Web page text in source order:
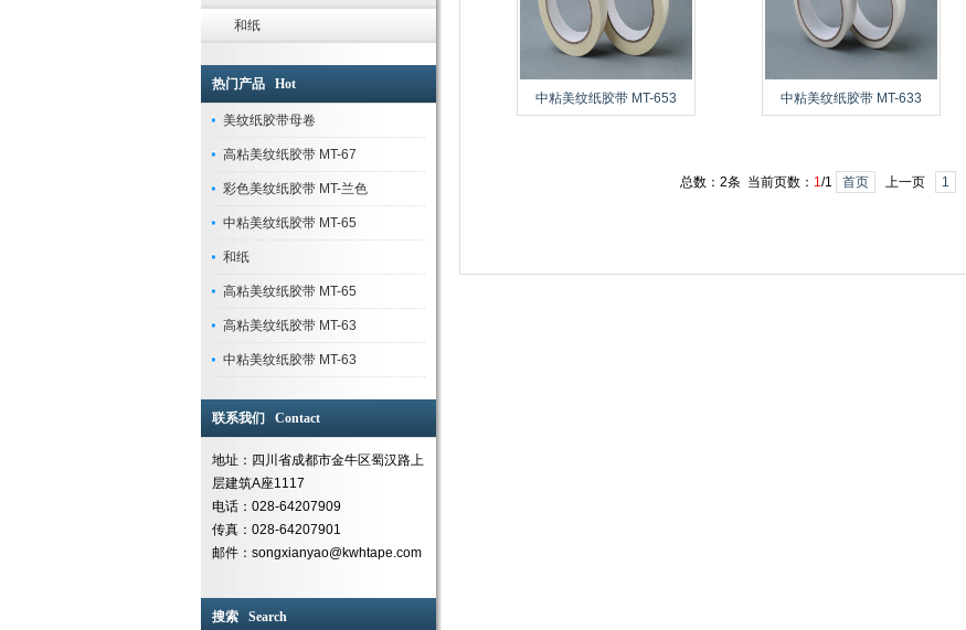
和纸
热门产品 Hot
美纹纸胶带母卷
高粘美纹纸胶带 MT-67
彩色美纹纸胶带 MT-兰色
中粘美纹纸胶带 MT-65
和纸
高粘美纹纸胶带 MT-65
高粘美纹纸胶带 MT-63
中粘美纹纸胶带 MT-63
联系我们 Contact
地址：四川省成都市金牛区蜀汉路上
层建筑A座1117
电话：028-64207909
传真：028-64207901
邮件：songxianyao@kwhtape.com
搜索 Search
中粘美纹纸胶带 MT-653 中粘美纹纸胶带 MT-633
总数：2条 当前页数： 1/1 首页 上一页 1